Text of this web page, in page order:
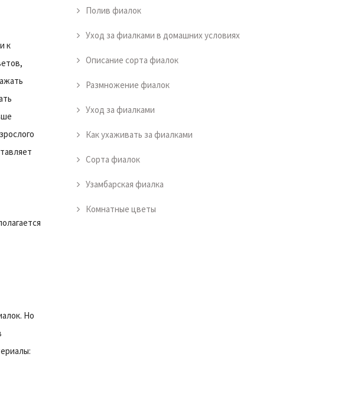
к
Но
Полив фиалок
Уход за фиалками в домашних условиях
Описание сорта фиалок
Размножение фиалок
Уход за фиалками
Как ухаживать за фиалками
Сорта фиалок
Узамбарская фиалка
Комнатные цветы